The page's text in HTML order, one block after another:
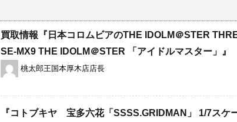
買取情報『日本コロムビアのTHE ​IDOLM＠STER
SE-MX9 ​THE ​IDOLM＠STER ​「アイドルマスター」』
桃太郎王国本厚木店店長
『コトブキヤ 宝多六花「SSSS.GRIDMAN」 1/7スケ